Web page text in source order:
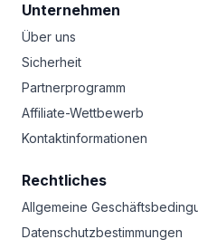
Unternehmen
Über uns
Sicherheit
Partnerprogramm
Affiliate-Wettbewerb
Kontaktinformationen
Rechtliches
Allgemeine
Datenschutzbestimmungen